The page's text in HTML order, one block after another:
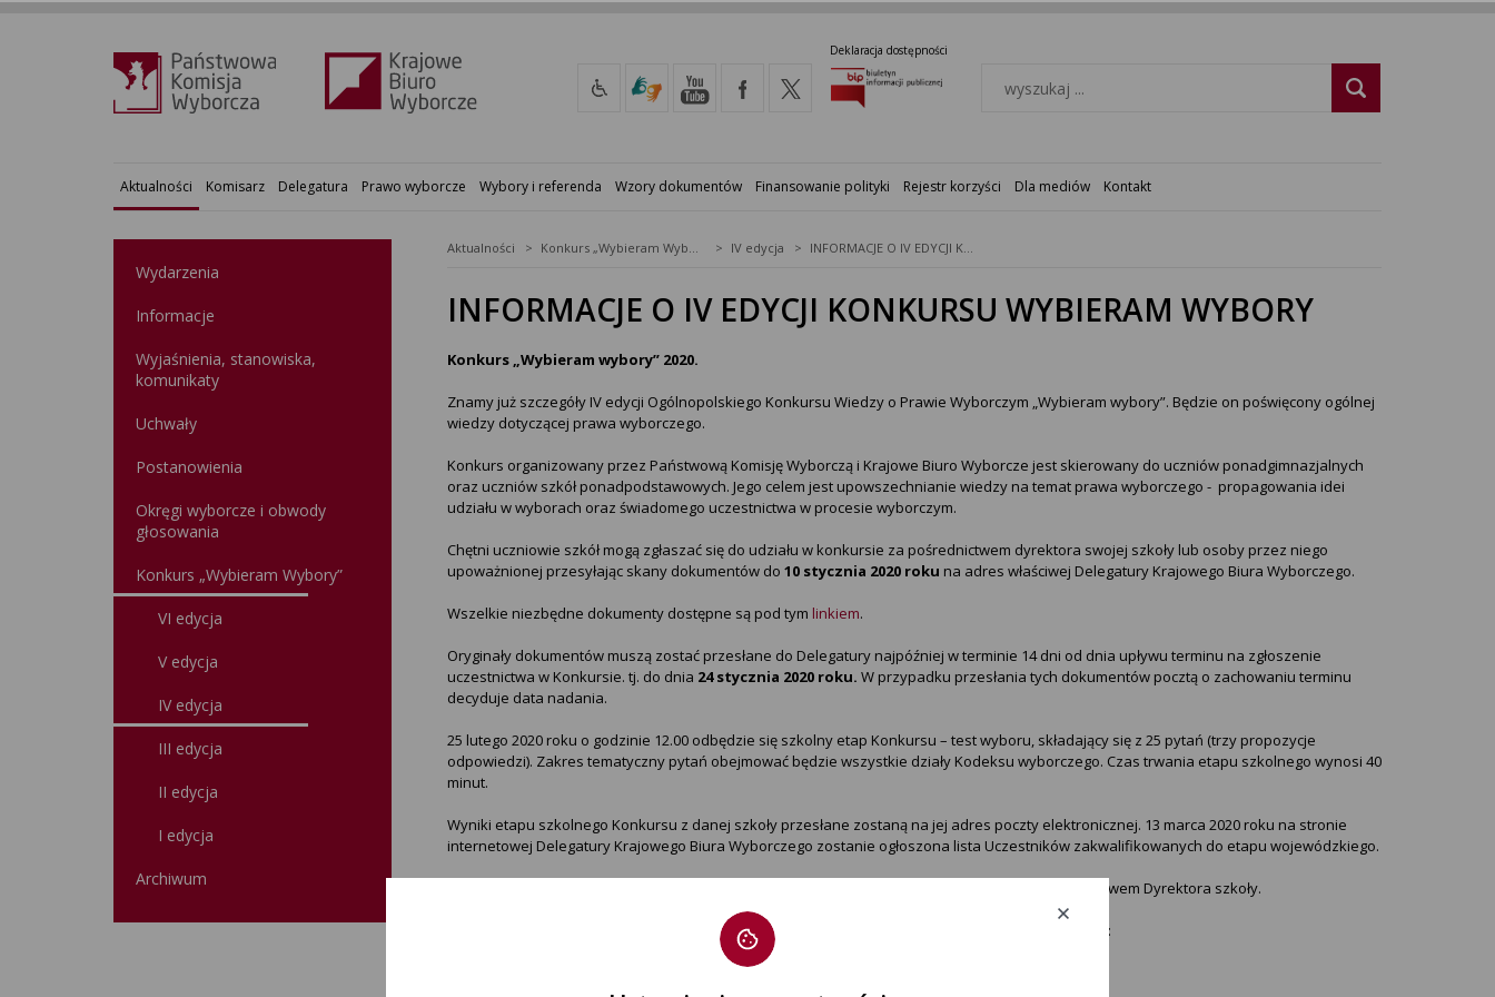
Deklaracja dostępności
Aktualności Komisarz Delegatura Prawo wyborcze Wybory i referenda Wzory dokumentów Finansowanie polityki Rejestr korzyści Dla mediów Kontakt
Wydarzenia
Informacje
Wyjaśnienia, stanowiska,
komunikaty
Uchwały
Postanowienia
Okręgi wyborcze i obwody
głosowania
Konkurs „Wybieram Wybory”
VI edycja
V edycja
IV edycja
III edycja
II edycja
I edycja
Archiwum
Aktualności IV edycja
INFORMACJE O IV EDYCJI KONKURSU WYBIERAM WYBORY
Konkurs „Wybieram wybory” 2020.
Znamy już szczegóły IV edycji Ogólnopolskiego Konkursu Wiedzy o Prawie Wyborczym „Wybieram wybory”. Będzie on poświęcony ogólnej
wiedzy dotyczącej prawa wyborczego.
Konkurs organizowany przez Państwową Komisję Wyborczą i Krajowe Biuro Wyborcze jest skierowany do uczniów ponadgimnazjalnych
oraz uczniów szkół ponadpodstawowych. Jego celem jest upowszechnianie wiedzy na temat prawa wyborczego - propagowania idei
udziału w wyborach oraz świadomego uczestnictwa w procesie wyborczym.
Chętni uczniowie szkół mogą zgłaszać się do udziału w konkursie za pośrednictwem dyrektora swojej szkoły lub osoby przez niego
upoważnionej przesyłając skany dokumentów do 10 stycznia 2020 roku na adres właściwej Delegatury Krajowego Biura Wyborczego.
Wszelkie niezbędne dokumenty dostępne są pod tym linkiem.
Oryginały dokumentów muszą zostać przesłane do Delegatury najpóźniej w terminie 14 dni od dnia upływu terminu na zgłoszenie
uczestnictwa w Konkursie. tj. do dnia 24 stycznia 2020 roku. W przypadku przesłania tych dokumentów pocztą o zachowaniu terminu
decyduje data nadania.
25 lutego 2020 roku o godzinie 12.00 odbędzie się szkolny etap Konkursu – test wyboru, składający się z 25 pytań (trzy propozycje
odpowiedzi). Zakres tematyczny pytań obejmować będzie wszystkie działy Kodeksu wyborczego. Czas trwania etapu szkolnego wynosi 40
minut.
Wyniki etapu szkolnego Konkursu z danej szkoły przesłane zostaną na jej adres poczty elektronicznej. 13 marca 2020 roku na stronie
internetowej Delegatury Krajowego Biura Wyborczego zostanie ogłoszona lista Uczestników zakwalifikowanych do etapu wojewódzkiego.
Uczestnicy zakwalifikowani do etapu wojewódzkiego zostaną poinformowani o tym, za pośrednictwem Dyrektora szkoły.
Uczniowie, zakwalifikowani do etapu wojewódzkiego, będą pisali pracę na jeden z trzech tematów:
1) Wybory prezydenckie w Polsce w ujęciu historycznym.